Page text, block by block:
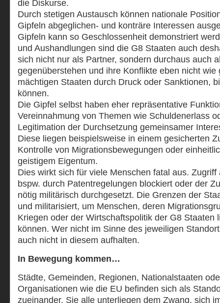
die Diskurse.
Durch stetigen Austausch können nationale
Gipfeln abgeglichen- und konträre Interessen
Gipfeln kann so Geschlossenheit demonstriert
und Aushandlungen sind die G8 Staaten auch
sich nicht nur als Partner, sondern durchaus auch
gegenüberstehen und ihre Konflikte eben nicht wie
mächtigen Staaten durch Druck oder Sanktionen,
können.
Die Gipfel selbst haben eher repräsentative
Vereinnahmung von Themen wie Schuldenerlass
Legitimation der Durchsetzung gemeinsamer
Diese liegen beispielsweise in einem gesicherten
Kontrolle von Migrationsbewegungen oder
geistigem Eigentum.
Dies wirkt sich für viele Menschen fatal aus.
bspw. durch Patentregelungen blockiert oder der
nötig militärisch durchgesetzt. Die Grenzen der
und militarisiert, um Menschen, deren
Kriegen oder der Wirtschaftspolitik der G8 Staaten
können. Wer nicht im Sinne des jeweiligen
auch nicht in diesem aufhalten.
In Bewegung kommen…
Städte, Gemeinden, Regionen, Nationalstaaten
Organisationen wie die EU befinden sich als
zueinander. Sie alle unterliegen dem Zwang, sich